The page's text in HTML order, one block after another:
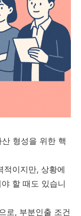
형성을 위한 핵
적이지만, 상황에
할 때도 있습니
로, 부분인출 조건